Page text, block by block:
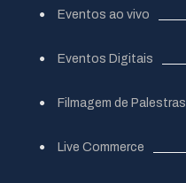
Eventos ao vivo
Eventos Digitais
Filmagem de Palestras
Live Commerce